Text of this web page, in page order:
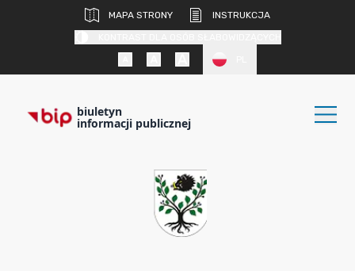
MAPA STRONY
INSTRUKCJA
biuletyn
informacji publicznej